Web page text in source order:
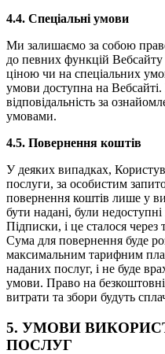
4.4. Спеціальні умови
Ми залишаємо за собою
до певних функцій
ціною чи на спеціальних
умови доступна на
відповідальність за
умовами.
4.5. Повернення коштів
У деяких випадках,
послуги, за особистим
повернення коштів лише у
бути надані, були
Підписки, і це сталося
Сума для повернення буде
максимальним тарифним
наданих послуг, і не буде
умови. Право на безкоштовні
витрати та збори будуть
5. УМОВИ
ПОСЛУГ